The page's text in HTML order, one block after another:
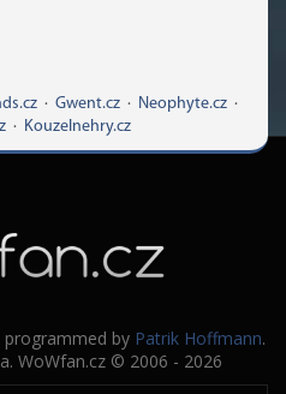
· Gwent.cz· Neophyte.cz·
· Kouzelnehry.cz
programmed by Patrik Hoffmann.
WoWfan.cz © 2006 - 2026